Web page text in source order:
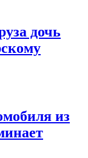
дочь
из